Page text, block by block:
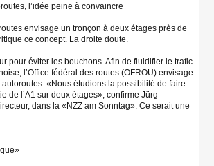
l’idée peine à convaincre
envisage un tronçon à deux étages près de
ce concept. La droite doute.
pour éviter les bouchons. Afin de fluidifier le trafic
l’Office fédéral des routes (OFROU) envisage
«Nous étudions la possibilité de faire
de l’A1 sur deux étages», confirme Jürg
dans la «NZZ am Sonntag». Ce serait une